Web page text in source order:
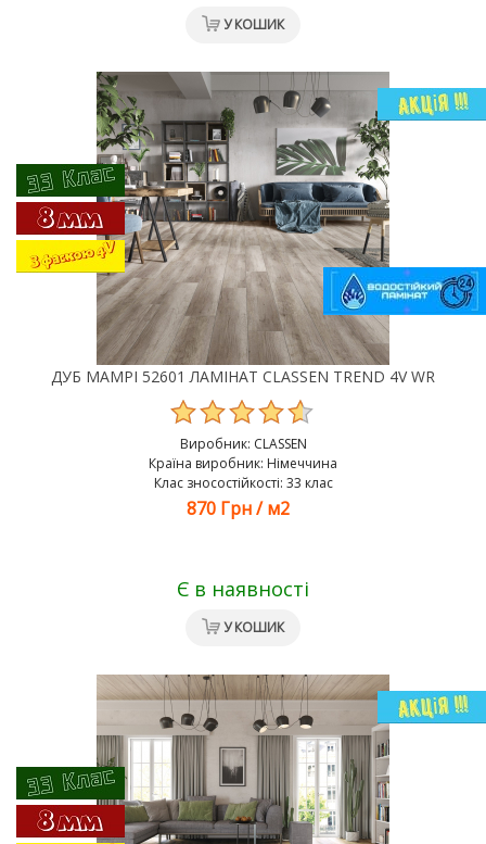
У КОШИК
ДУБ МАМРІ 52601 ЛАМІНАТ CLASSEN TREND 4V WR
Виробник: CLASSEN
Країна виробник: Німеччина
Клас зносостійкості: 33 клас
870 Грн /м2
Є в наявності
У КОШИК